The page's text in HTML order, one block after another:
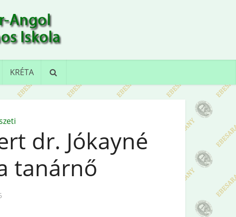
KRÉTA
dr. Jókayné
tanárnő